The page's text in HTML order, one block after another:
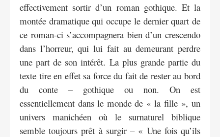
effectivement sortir d’un roman gothique. Et la
montée dramatique qui occupe le dernier quart de
ce roman-ci s’accompagnera bien d’un crescendo
dans l’horreur, qui lui fait au demeurant perdre
une part de son intérêt. La plus grande partie du
texte tire en effet sa force du fait de rester au bord
du conte – gothique ou non. On est
essentiellement dans le monde de « la fille », un
univers manichéen où le surnaturel biblique
semble toujours prêt à surgir – « Une fois qu’ils